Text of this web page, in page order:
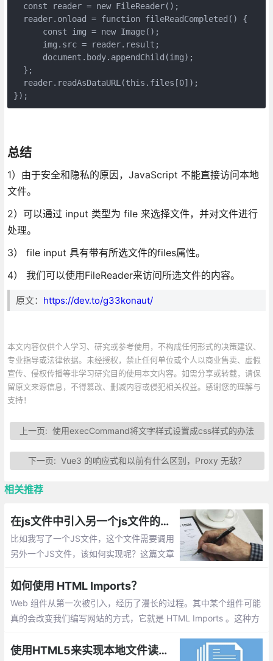
  const reader = new FileReader();
  reader.onload = function fileReadCompleted() {
      const img = new Image();
      img.src = reader.result;
      document.body.appendChild(img);
  };
  reader.readAsDataURL(this.files[0]);
总结
1）由于安全和隐私的原因，JavaScript 不能直接访问本地
文件。
2）可以通过 input 类型为 file 来选择文件，并对文件进行
处理。
3） file input 具有带有所选文件的files属性。
4） 我们可以使用FileReader来访问所选文件的内容。
原文： https://dev.to/g33konaut/
本文内容仅供个人学习、研究或参考使用，不构成任何形式的决策建议、
专业指导或法律依据。未经授权，禁止任何单位或个人以商业售卖、虚假
宣传、侵权传播等非学习研究目的使用本文内容。如需分享或转载，请保
留原文来源信息，不得篡改、删减内容或侵犯相关权益。感谢您的理解与
支持！
上一页:使用execCommand将文字样式设置成css样式的办法
下一页: Vue3 的响应式和以前有什么区别，Proxy 无敌？
相关推荐
在js文件中引入另一个js文件的实现方法总汇
比如我写了一个JS文件，这个文件需要调用
另外一个JS文件，该如何实现呢？这篇文章
现
如何使用 HTML Imports？
Web 组件从第一次被引入，经历了漫长的过程。其中某个组件可能
真的会改变我们编写网站的方式，它就是 HTML Imports 。这种方
使用HTML5来实现本地文件读取和写入